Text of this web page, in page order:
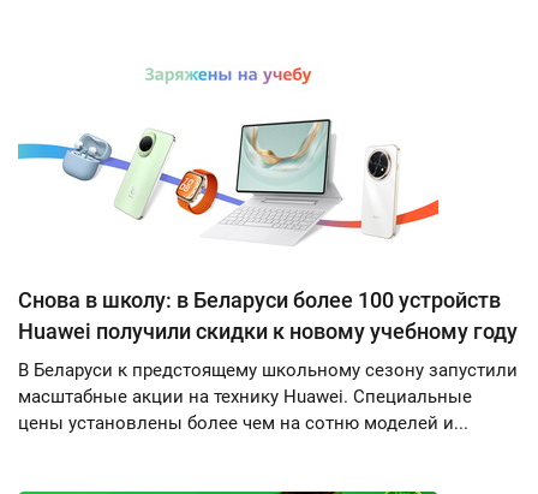
Снова в школу: в Беларуси более 100 устройств
Huawei получили скидки к новому учебному году
В Беларуси к предстоящему школьному сезону запустили
масштабные акции на технику Huawei. Специальные
цены установлены более чем на сотню моделей и...